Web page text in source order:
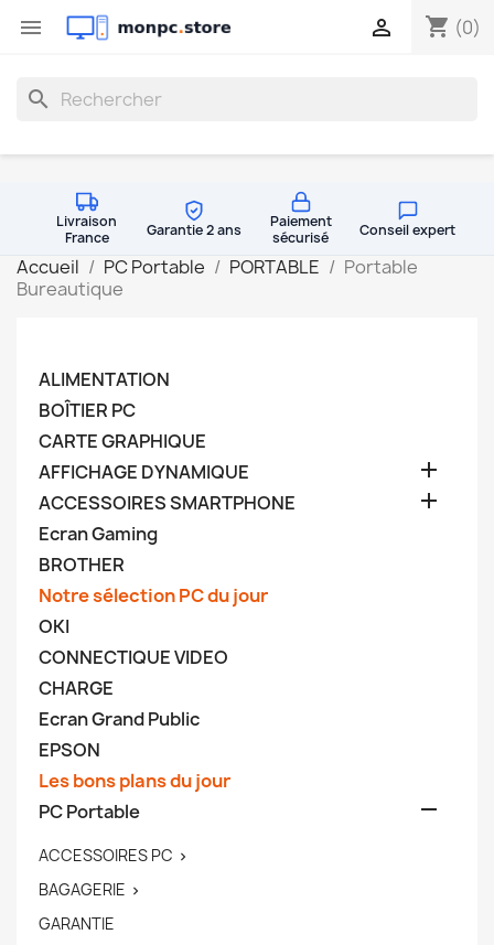
 shopping_cart (0)

search
Livraison
France
Garantie 2 ans
Paiement
sécurisé
Conseil expert
Accueil PC Portable PORTABLE
Portable
Bureautique
ALIMENTATION
BOÎTIER PC
CARTE GRAPHIQUE
AFFICHAGE DYNAMIQUE

ACCESSOIRES SMARTPHONE 
Ecran Gaming
BROTHER
Notre sélection PC du jour
OKI
CONNECTIQUE VIDEO
CHARGE
Ecran Grand Public
EPSON
Les bons plans du jour
PC Portable

ACCESSOIRES PC 
BAGAGERIE 
GARANTIE